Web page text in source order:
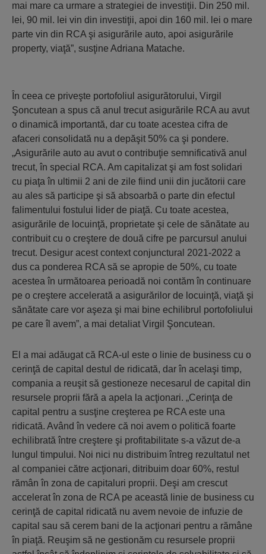
mai mare ca urmare a strategiei de investiţii. Din 250 mil.
lei, 90 mil. lei vin din investiţii, apoi din 160 mil. lei o mare
parte vin din RCA şi asigurările auto, apoi asigurările
property, viaţă”, susţine Adriana Matache.
În ceea ce priveşte portofoliul asigurătorului, Virgil
Şoncutean a spus că anul trecut asigurările RCA au avut
o dinamică importantă, dar cu toate acestea cifra de
afaceri consolidată nu a depăşit 50% ca şi pondere.
„Asigurările auto au avut o contribuţie semnificativă anul
trecut, în special RCA. Am capitalizat şi am fost solidari
cu piaţa în ultimii 2 ani de zile fiind unii din jucătorii care
au ales să participe şi să absoarbă o parte din efectul
falimentului fostului lider de piaţă. Cu toate acestea,
asigurările de locuinţă, proprietate şi cele de sănătate au
contribuit cu o creştere de două cifre pe parcursul anului
trecut. Desigur acest context conjunctural 2021-2022 a
dus ca ponderea RCA să se apropie de 50%, cu toate
acestea în următoarea perioadă noi contăm în continuare
pe o creştere accelerată a asigurărilor de locuinţă, viaţă şi
sănătate care vor aşeza şi mai bine echilibrul portofoliului
pe care îl avem”, a mai detaliat Virgil Şoncutean.
El a mai adăugat că RCA-ul este o linie de business cu o
cerinţă de capital destul de ridicată, dar în acelaşi timp,
compania a reuşit să gestioneze necesarul de capital din
resursele proprii fără a apela la acţionari. „Cerinţa de
capital pentru a susţine creşterea pe RCA este una
ridicată. Având în vedere că noi avem o politică foarte
echilibrată între creştere şi profitabilitate s-a văzut de-a
lungul timpului. Noi nici nu distribuim întreg rezultatul net
al companiei către acţionari, ditribuim doar 60%, restul
rămân în zona de capitaluri proprii. Deşi am crescut
accelerat în zona de RCA pe această linie de business cu
cerinţă de capital ridicată nu avem nevoie de infuzie de
capital sau să cerem bani de la acţionari pentru a rămâne
în piaţă. Reuşim să ne gestionăm cu resursele proprii